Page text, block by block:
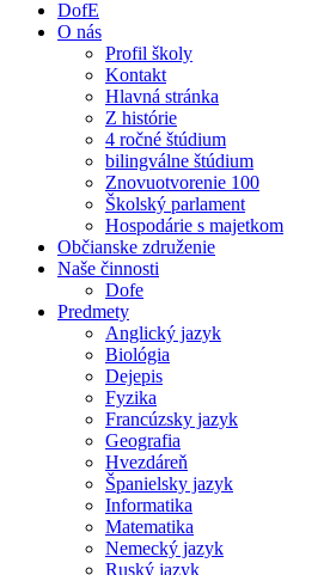
DofE
O nás
Profil školy
Kontakt
Hlavná stránka
Z histórie
4 ročné štúdium
bilingválne štúdium
Znovuotvorenie 100
Školský parlament
Hospodárie s majetkom
Občianske združenie
Naše činnosti
Dofe
Predmety
Anglický jazyk
Biológia
Dejepis
Fyzika
Francúzsky jazyk
Geografia
Hvezdáreň
Španielsky jazyk
Informatika
Matematika
Nemecký jazyk
Ruský jazyk